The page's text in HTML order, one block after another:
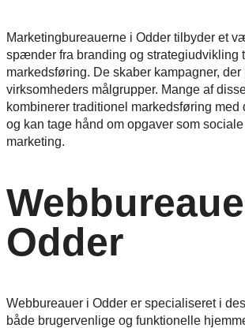
Marketingbureauerne i Odder tilbyder et
spænder fra branding og strategiudvikling
markedsføring. De skaber kampagner,
virksomheders målgrupper. Mange af
kombinerer traditionel markedsføring
og kan tage hånd om opgaver som
marketing.
Odder
Webbureauer i Odder er specialiseret i
både brugervenlige og funktionelle